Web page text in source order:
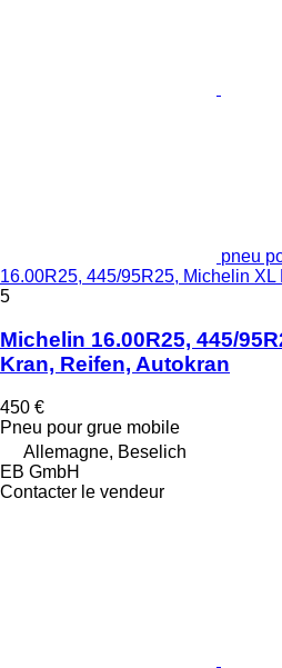
pneu
16.00R25, 445/95R25, Michelin XL
5
Michelin 16.00R25, 445/
Kran, Reifen, Autokran
450 €
Pneu pour grue mobile
Allemagne, Beselich
EB GmbH
Contacter le vendeur